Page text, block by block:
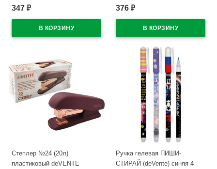
Нельзя ручка-петля
347 ₽
лавандово-пепельный с
376 ₽
Степлер №24 (20л)
пластиковый deVENTE
Ручка гелевая ПИШИ-
СТИРАЙ (deVente) синяя 4